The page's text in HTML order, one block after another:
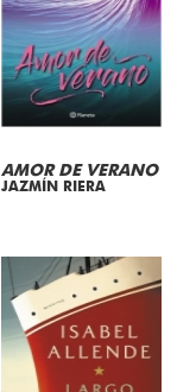
AMOR DE VERANO
JAZMÍN RIERA